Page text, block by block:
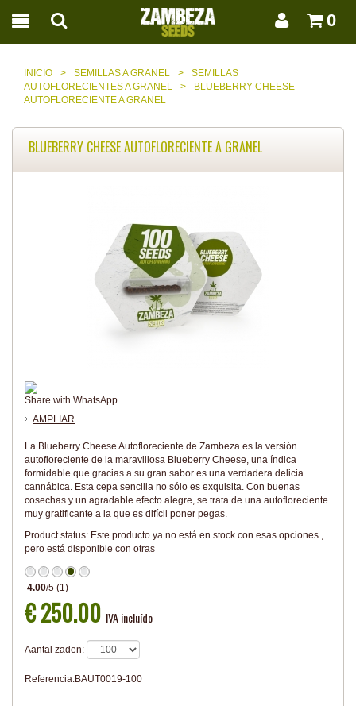
0
INICIO > SEMILLAS A GRANEL >
SEMILLAS
AUTOFLORECIENTES A GRANEL
>
BLUEBERRY CHEESE
AUTOFLORECIENTE A GRANEL
BLUEBERRY CHEESE AUTOFLORECIENTE A GRANEL
Share with WhatsApp
AMPLIAR
La Blueberry Cheese Autofloreciente de Zambeza es la versión
autofloreciente de la maravillosa Blueberry Cheese, una índica
formidable que gracias a su gran sabor es una verdadera delicia
cannábica. Esta cepa sencilla no sólo es exquisita. Con buenas
cosechas y un agradable efecto alegre, se trata de una autofloreciente
muy gratificante a la que es difícil poner pegas.
Product status: Este producto ya no está en stock con esas opciones ,
pero está disponible con otras
4.00/5 (1 )
€ 250.00 IVA incluído
Aantal zaden:
Referencia:BAUT0019-100